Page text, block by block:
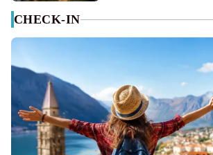
CHECK-IN